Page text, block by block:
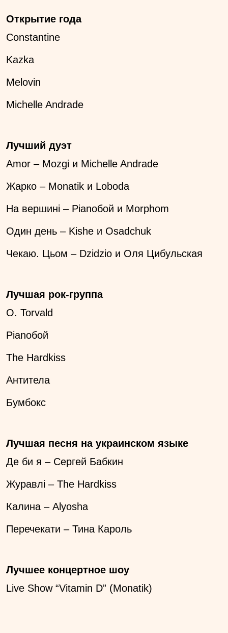
Открытие года
Constantine
Kazka
Melovin
Michelle Andrade
Лучший дуэт
Amor – Мozgi и Michelle Andrade
Жарко – Monatik и Loboda
На вершині – Ріаnобой и Morphom
Один день – Kishe и Osadchuk
Чекаю. Цьом – Dzidzio и Оля Цибульская
Лучшая рок-группа
O. Torvald
Ріаnобой
The Hardkiss
Антитела
Бумбокс
Лучшая песня на украинском языке
Де би я – Сергей Бабкин
Журавлі – The Hardkiss
Калина – Alyosha
Перечекати – Тина Кароль
Лучшее концертное шоу
Live Show “Vitamin D” (Monatik)